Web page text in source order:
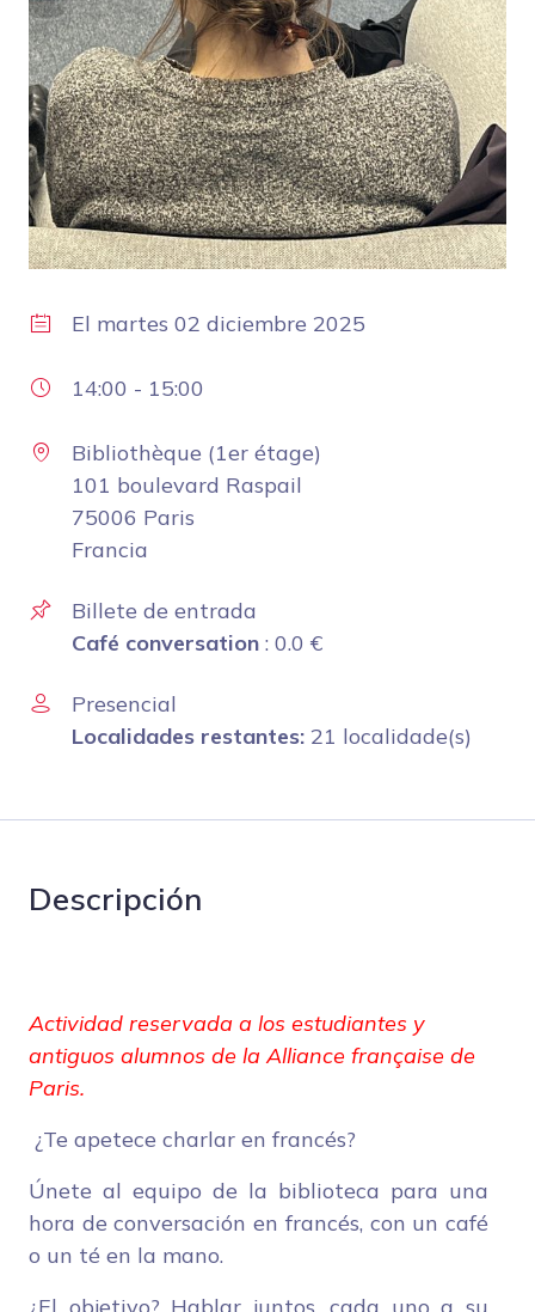
El martes 02 diciembre 2025
14:00 - 15:00
Bibliothèque (1er étage)
101 boulevard Raspail
75006 Paris
Francia
Billete de entrada
Café conversation : 0.0 €
Presencial
Localidades restantes: 21 localidade(s)
Descripción
Actividad reservada a los estudiantes y
antiguos alumnos de la Alliance française de
Paris.
¿Te apetece charlar en francés?
Únete al equipo de la biblioteca para una
hora de conversación en francés, con un café
o un té en la mano.
¿El objetivo? Hablar juntos, cada uno a su